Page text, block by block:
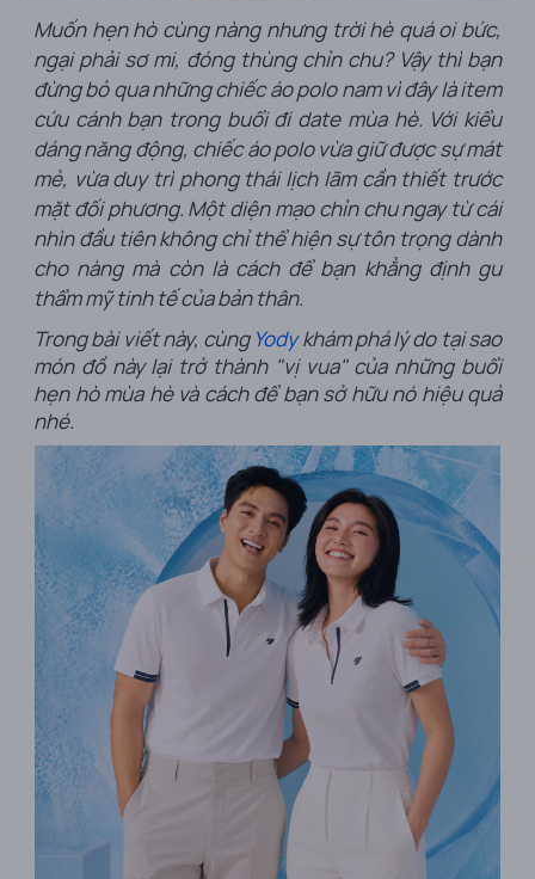
Muốn hẹn hò cùng nàng nhưng trời hè quá oi bức,
ngại phải sơ mi, đóng thùng chỉn chu? Vậy thì bạn
đừng bỏ qua những chiếc áo polo nam vì đây là item
cứu cánh bạn trong buổi đi date mùa hè. Với kiểu
dáng năng động, chiếc áo polo vừa giữ được sự mát
mẻ, vừa duy trì phong thái lịch lãm cần thiết trước
mặt đối phương. Một diện mạo chỉn chu ngay từ cái
nhìn đầu tiên không chỉ thể hiện sự tôn trọng dành
cho nàng mà còn là cách để bạn khẳng định gu
thẩm mỹ tinh tế của bản thân.
Trong bài viết này, cùng Yodykhám phá lý do tại sao
món đồ này lại trở thành "vị vua" của những buổi
hẹn hò mùa hè và cách để bạn sở hữu nó hiệu quả
nhé.